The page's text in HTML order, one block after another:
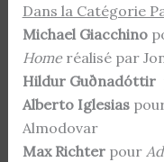
Dans la Catégorie
Michael Giacchino
Homeréalisé par
Hildur Guðnadóttir
Alberto Iglesias
Almodovar
Max Richterpour